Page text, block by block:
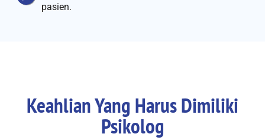
pasien.
Keahlian Yang Harus Dimiliki
Psikolog